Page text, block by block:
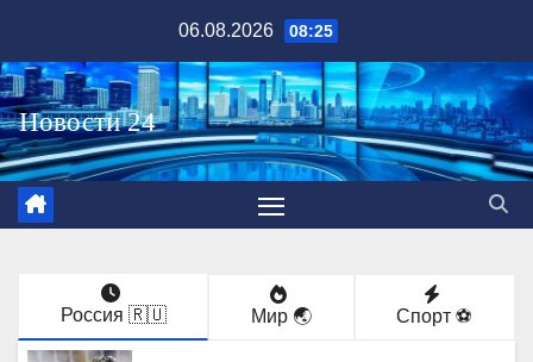
содержимому
06.08.2026 08:25
Россия 🇷🇺 Мир 🌏 Спорт ⚽️